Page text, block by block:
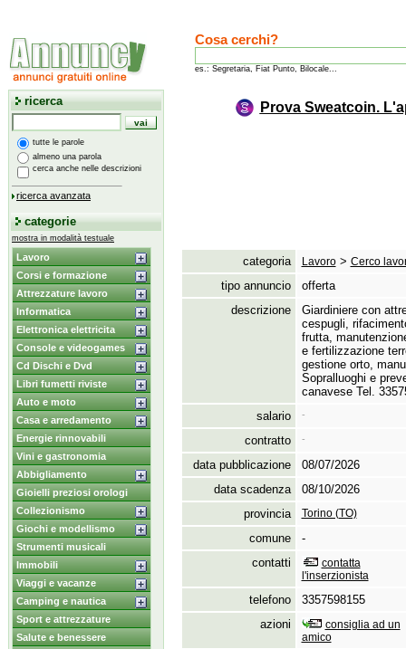
Cosa cerchi?
es.: Segretaria, Fiat Punto, Bilocale...
ricerca
tutte le parole
almeno una parola
cerca anche nelle descrizioni
ricerca avanzata
categorie
mostra in modalità testuale
Lavoro
Corsi e formazione
Attrezzature lavoro
Informatica
Elettronica elettricita
Console e videogames
Cd Dischi e Dvd
Libri fumetti riviste
Auto e moto
Casa e arredamento
Energie rinnovabili
Vini e gastronomia
Abbigliamento
Gioielli preziosi orologi
Collezionismo
Giochi e modellismo
Strumenti musicali
Immobili
Viaggi e vacanze
Camping e nautica
Sport e attrezzature
Salute e benessere
Prova Sweatcoin.
categoria Lavoro> Cerco
tipo annuncio
offerta
descrizione
Giardiniere con
cespugli,
frutta,
e fertilizzazione
gestione orto,
Sopralluoghi e
canavese Tel.
salario
-
contratto -
data pubblicazione
08/07/2026
data scadenza
08/10/2026
provincia
Torino (TO)
comune
-
contatti
contatta
l'inserzionista
telefono
3357598155
azioni
consiglia ad un
amico